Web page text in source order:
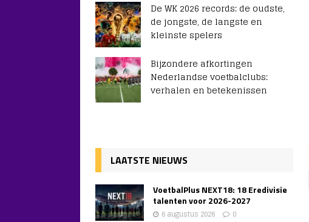
De WK 2026 records: de oudste,
de jongste, de langste en
kleinste spelers
Bijzondere afkortingen
Nederlandse voetbalclubs:
verhalen en betekenissen
LAATSTE NIEUWS
VoetbalPlus NEXT18: 18 Eredivisie
talenten voor 2026-2027
6 augustus 2026 0